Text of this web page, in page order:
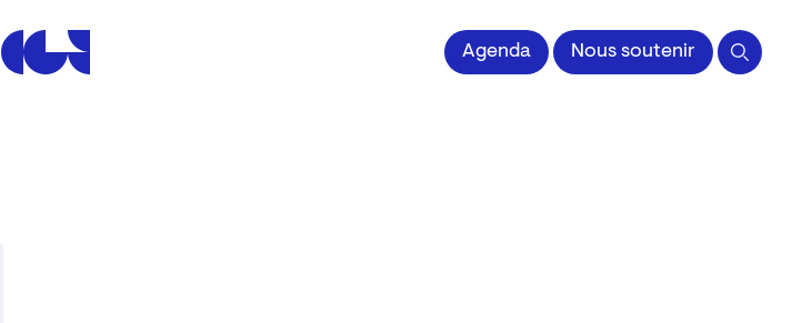
Centre de la Gravure et de l'Image impriméeAgenda Nous soutenir